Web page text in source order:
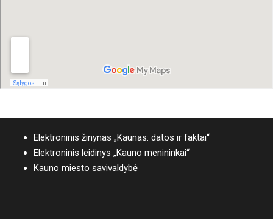
Elektroninis žinynas „Kaunas: datos ir faktai“
Elektroninis leidinys „Kauno menininkai“
Kauno miesto savivaldybė